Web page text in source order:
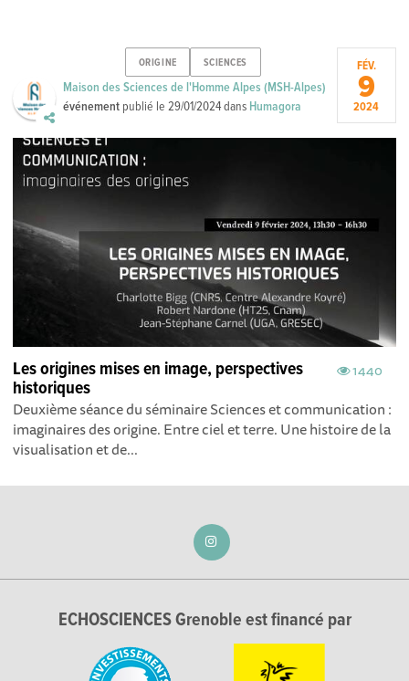
ORIGINE SCIENCES
Maison des Sciences de l'Homme Alpes (MSH-Alpes)
événement publié le29/01/2024dans Humagora
FÉV.
9
2024
1440
Les origines mises en image, perspectives
historiques
Deuxième séance du séminaire Sciences et communication :
imaginaires des origine. Entre ciel et terre. Une histoire de la
visualisation et de...
ECHOSCIENCES Grenoble est financé par